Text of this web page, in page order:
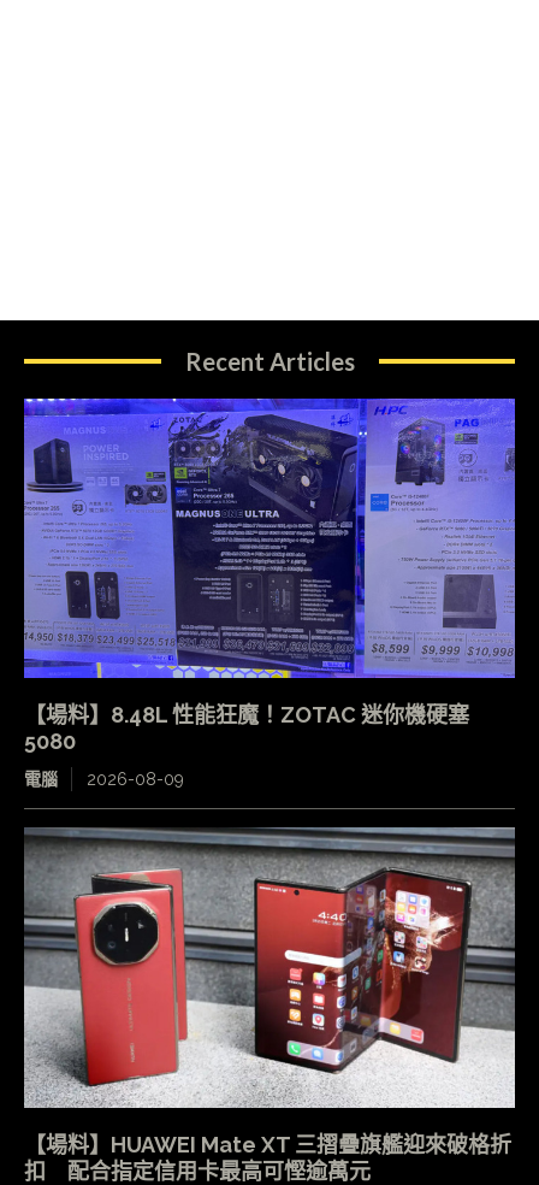
Recent Articles
【場料】8.48L 性能狂魔！ZOTAC 迷你機硬塞
5080
電腦 2026-08-09
【場料】HUAWEI Mate XT 三摺疊旗艦迎來破格折
扣 配合指定信用卡最高可慳逾萬元